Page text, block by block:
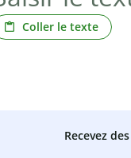
Coller le texte
Recevez